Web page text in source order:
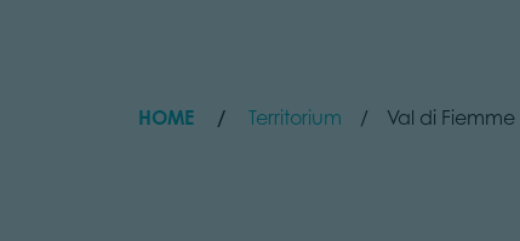
HOME Territorium Val di Fiemme